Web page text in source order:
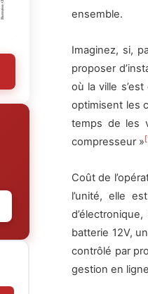
ensemble.
Imaginez, si,
proposer
où la ville
optimisent les
temps de les
compresseur »
Coût de
l’unité, elle
batterie 12V,
contrôlé par
gestion en